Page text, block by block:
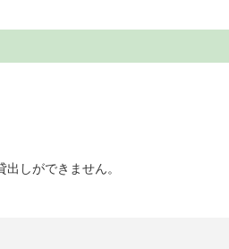
しができません。